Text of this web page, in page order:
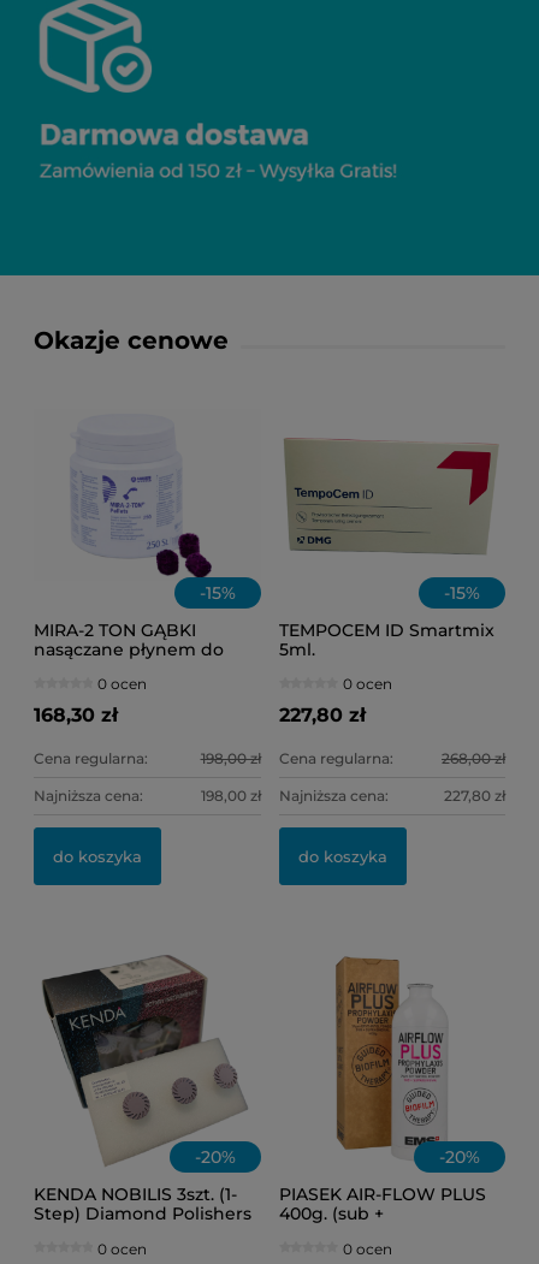
Okazje cenowe
-15%
MIRA-2 TON GĄBKI
nasączane płynem do
0 ocen
168,30 zł
Cena regularna: 198,00 zł
Najniższa cena: 198,00 zł
do koszyka
-15%
TEMPOCEM ID Smartmix
5ml.
0 ocen
227,80 zł
Cena regularna: 268,00 zł
Najniższa cena: 227,80 zł
do koszyka
-20%
KENDA NOBILIS 3szt. (1-
Step) Diamond Polishers
(słoneczko)
0 ocen
-20%
PIASEK AIR-FLOW PLUS
400g. (sub +
0 ocen